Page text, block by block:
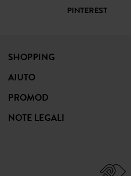
PINTEREST
SHOPPING
AIUTO
PROMOD
NOTE LEGALI